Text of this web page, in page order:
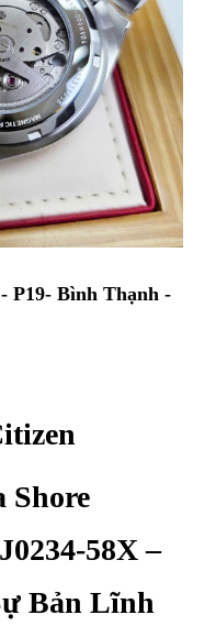
P19- Bình Thạnh -
Shore
58X –
Bản Lĩnh